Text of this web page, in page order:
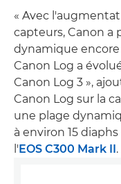
« Avec
capteurs, Canon a
dynamique encore
Canon Log a
Canon Log 3 »,
Canon Log sur la
une plage
à environ 15
l'EOS C300 Mark II.